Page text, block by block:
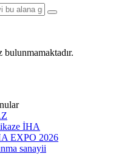
İHA
EXPO 2026
sanayii